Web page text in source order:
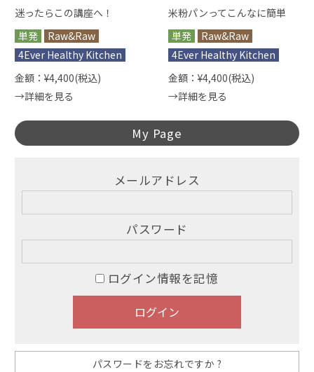
迷ったらこの講座へ！
単発
Raw&Raw
4Ever Healthy Kitchen
金額：¥4,400(税込)
→詳細を見る
米粉パンってこんなに簡単
単発
Raw&Raw
4Ever Healthy Kitchen
金額：¥4,400(税込)
→詳細を見る
My Page
メールアドレス
パスワード
ログイン情報を記憶
パスワードをお忘れですか ?